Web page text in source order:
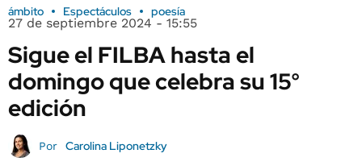
ámbito Espectáculos poesía
27 de septiembre 2024 - 15:55
Sigue el FILBA hasta el
domingo que celebra su 15°
edición
Por Carolina Liponetzky